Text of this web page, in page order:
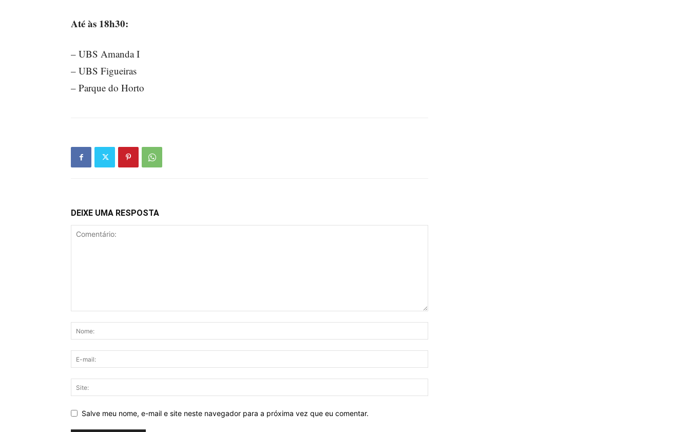
Até às 18h30:
– UBS Amanda I
– UBS Figueiras
– Parque do Horto
DEIXE UMA RESPOSTA
Salve meu nome, e-mail e site neste navegador para a próxima vez que eu comentar.